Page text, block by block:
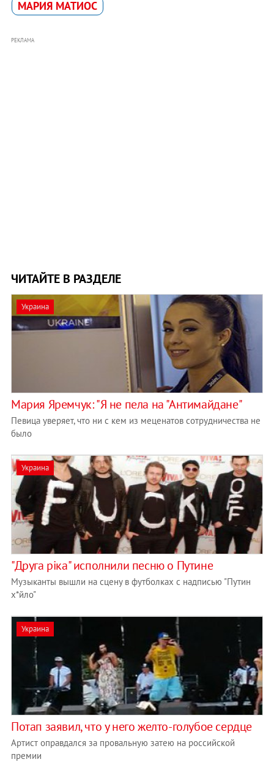
МАРИЯ МАТИОС
РЕКЛАМА
ЧИТАЙТЕ В РАЗДЕЛЕ
Украина
Мария Яремчук: "Я не пела на "Антимайдане"
Певица уверяет, что ни с кем из меценатов сотрудничества не
было
Украина
"Друга рiка" исполнили песню о Путине
Музыканты вышли на сцену в футболках с надписью "Путин
х*йло"
Украина
Потап заявил, что у него желто-голубое сердце
Артист оправдался за провальную затею на российской
премии